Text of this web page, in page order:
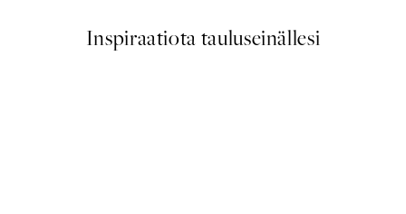
Inspiraatiota tauluseinällesi